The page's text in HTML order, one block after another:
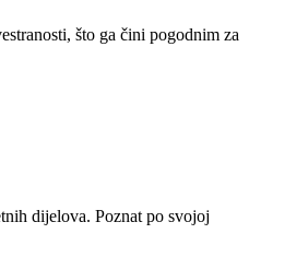
što ga čini pogodnim za
dijelova. Poznat po svojoj